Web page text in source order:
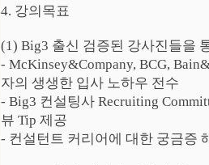
4. 강의목표
(1) Big3 출신 검증된 강사진들을
- McKinsey&Company, BCG,
자의 생생한 입사 노하우 전수
- Big3 컨설팅사 Recruiting
뷰 Tip 제공
- 컨설턴트 커리어에 대한 궁금증